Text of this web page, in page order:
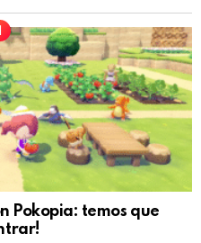
Pokopia: temos que